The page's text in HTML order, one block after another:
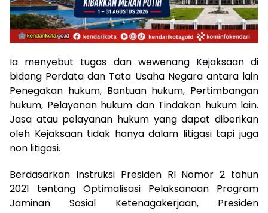
Ia menyebut tugas dan wewenang Kejaksaan di
bidang Perdata dan Tata Usaha Negara antara lain
Penegakan hukum, Bantuan hukum, Pertimbangan
hukum, Pelayanan hukum dan Tindakan hukum lain.
Jasa atau pelayanan hukum yang dapat diberikan
oleh Kejaksaan tidak hanya dalam litigasi tapi juga
non litigasi.
Berdasarkan Instruksi Presiden RI Nomor 2 tahun
2021 tentang Optimalisasi Pelaksanaan Program
Jaminan Sosial Ketenagakerjaan, Presiden